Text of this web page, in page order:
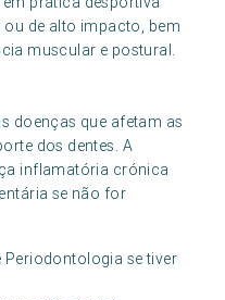
de alto impacto, bem
muscular e postural.
doenças que afetam as
dos dentes. A
inflamatória crónica
se não for
Periodontologia se tiver